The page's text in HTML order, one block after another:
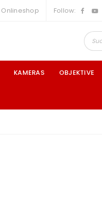
Onlineshop Follow:
KAMERAS OBJEKTIVE